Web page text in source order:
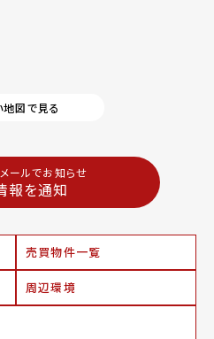
地図で見る
ールでお知らせ
報を通知
売買物件一覧
周辺環境